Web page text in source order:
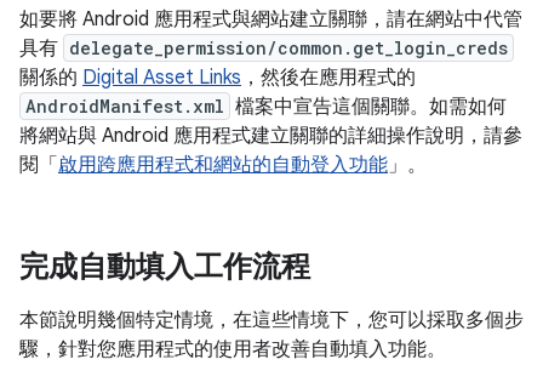
如要將 Android 應用程式與網站建立關聯，請在網站中代管
具有 delegate_permission/common.get_login_creds
關係的 Digital Asset Links ，然後在應用程式的
AndroidManifest.xml 檔案中宣告這個關聯。如需如何
將網站與 Android 應用程式建立關聯的詳細操作說明，請參
閱「 啟用跨應用程式和網站的自動登入功能」。
完成自動填入工作流程
本節說明幾個特定情境，在這些情境下，您可以採取多個步
驟，針對您應用程式的使用者改善自動填入功能。